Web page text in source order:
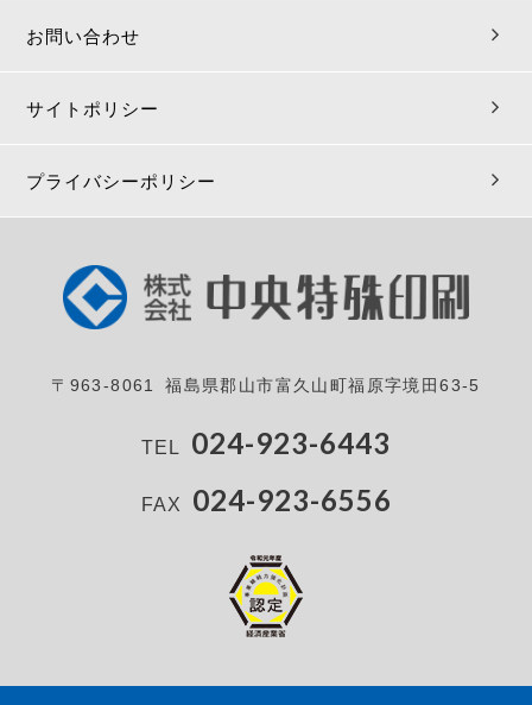
お問い合わせ
サイトポリシー
プライバシーポリシー
〒963-8061 福島県郡山市富久山町福原字境田63-5
TEL 024-923-6443
FAX 024-923-6556